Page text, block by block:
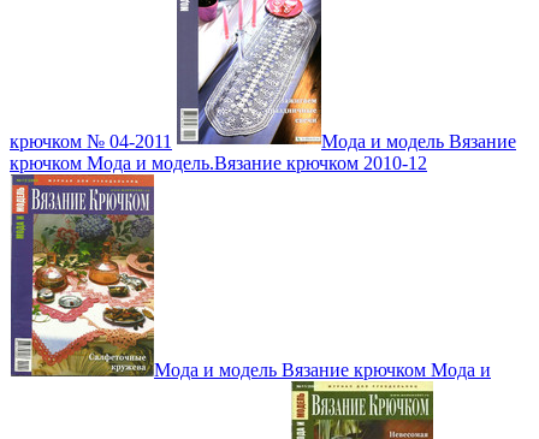
крючком № 04-2011
Мода и модель Вязание
крючком Мода и модель.Вязание крючком 2010-12
Мода и модель Вязание крючком Мода и